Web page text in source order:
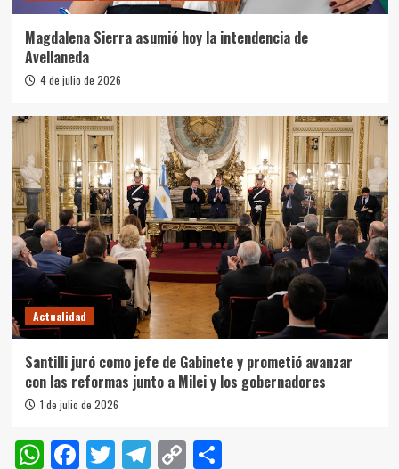
Magdalena Sierra asumió hoy la intendencia de
Avellaneda
4 de julio de 2026
Actualidad
Santilli juró como jefe de Gabinete y prometió avanzar
con las reformas junto a Milei y los gobernadores
1 de julio de 2026
WhatsApp
Facebook
Twitter
Telegram
CopyCompartir